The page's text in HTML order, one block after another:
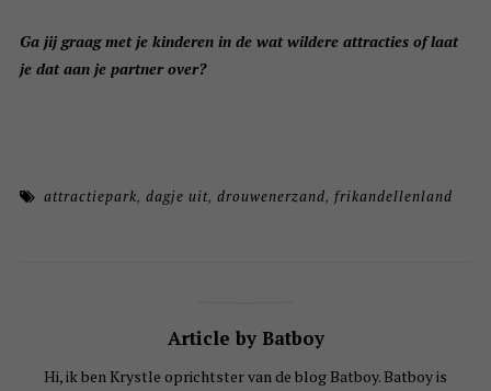
Ga jij graag met je kinderen in de wat wildere attracties of laat
je dat aan je partner over?
attractiepark,dagje uit,drouwenerzand, frikandellenland
Article by Batboy
Hi, ik ben Krystle oprichtster van de blog Batboy. Batboy is